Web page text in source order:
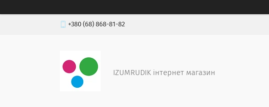
+380 (68) 868-81-82
IZUMRUDIK інтернет магазин